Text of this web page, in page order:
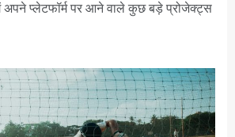
अपने प्लेटफॉर्म पर आने वाले कुछ बड़े प्रोजेक्ट्स